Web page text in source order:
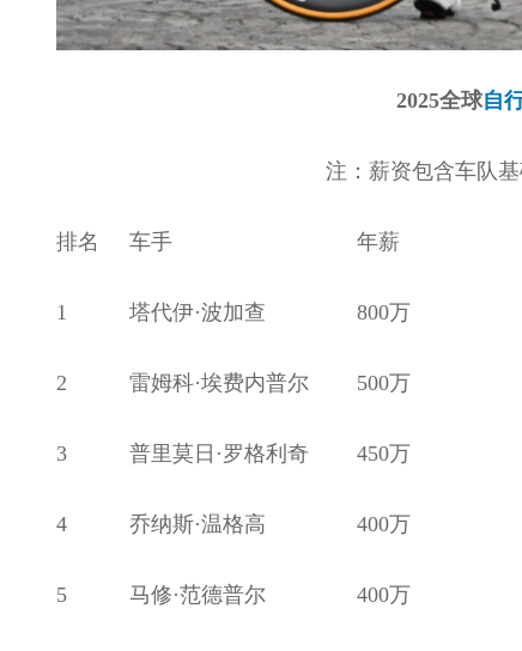
2025全球自
注：薪资包含车队
排名 车手 年薪
1 塔代伊·波加查 800万
2 雷姆科·埃费内普尔 500万
3 普里莫日·罗格利奇 450万
4 乔纳斯·温格高 400万
5 马修·范德普尔 400万